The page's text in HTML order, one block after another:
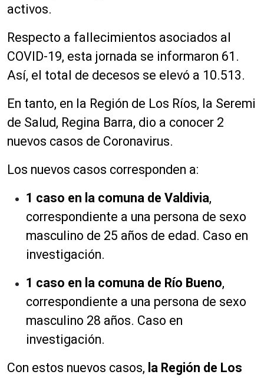
activos.
Respecto a fallecimientos asociados al
COVID-19, esta jornada se informaron 61.
Así, el total de decesos se elevó a 10.513.
En tanto, en la Región de Los Ríos, la Seremi
de Salud, Regina Barra, dio a conocer 2
nuevos casos de Coronavirus.
Los nuevos casos corresponden a:
1 caso en la comuna de Valdivia,
correspondiente a una persona de sexo
masculino de 25 años de edad. Caso en
investigación.
1 caso en la comuna de Río Bueno,
correspondiente a una persona de sexo
masculino 28 años. Caso en
investigación.
Con estos nuevos casos, la Región de Los